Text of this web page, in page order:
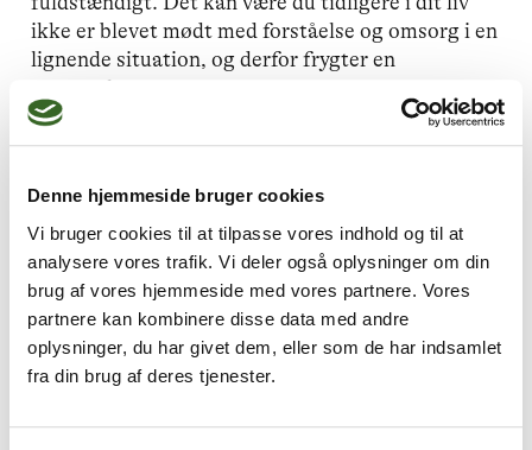
Denne hjemmeside bruger cookies
Vi bruger cookies til at tilpasse vores indhold og til at
analysere vores trafik. Vi deler også oplysninger om din
brug af vores hjemmeside med vores partnere. Vores
partnere kan kombinere disse data med andre
oplysninger, du har givet dem, eller som de har indsamlet
fra din brug af deres tjenester.
ikke er blevet mødt med forståelse og omsorg i en
lignende situation, og derfor frygter en
gentagelse.
Hvad kan man stille op med lavt selvværd
og dårlig selvtillid?
Når selvværdet og selvtilliden er lavt, kan man
opleve, at man er præget af dårligt humør, fordi
man sidder fast i sine negative tanker om sig selv.
Det kan være svært at leve sig ind i andre
menneskers problemer og vise empati, fordi ens
fokus er meget på ens egne problemer. Det kan
måske opleve, at man tager skylden på sig, for